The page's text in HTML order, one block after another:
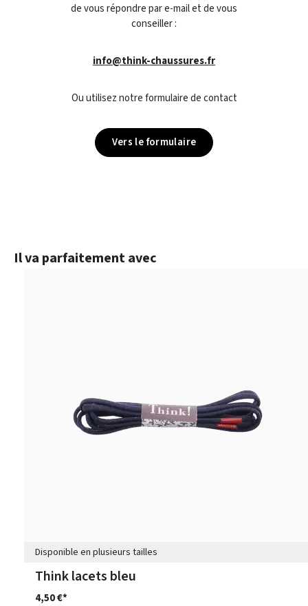
de vous répondre par e-mail et de vous
conseiller :
info@think-chaussures.fr
Ou utilisez notre formulaire de contact
Vers le formulaire
Ignorer la galerie de produits
Il va parfaitement avec
Disponible en plusieurs tailles
Think lacets bleu
4,50 €*